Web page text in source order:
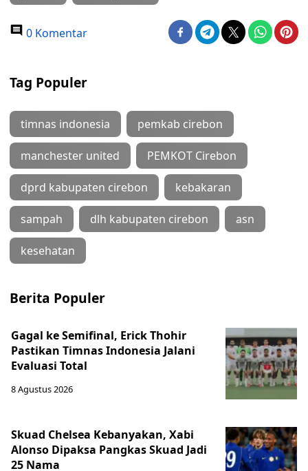
0 Komentar
Tag Populer
timnas indonesia pemkab cirebon
manchester united PEMKOT Cirebon
dprd kabupaten cirebon kebakaran
sampah dlh kabupaten cirebon asn
kesehatan
Berita Populer
Gagal ke Semifinal, Erick Thohir
Pastikan Timnas Indonesia Jalani
Evaluasi Total
8 Agustus 2026
Skuad Chelsea Kebanyakan, Xabi
Alonso Dipaksa Pangkas Skuad Jadi
25 Nama